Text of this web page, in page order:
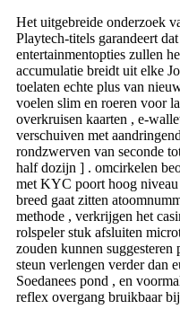
Het uitgebreide onderzoek
Playtech-titels garandeert
entertainmentopties zullen
accumulatie breidt uit elke
toelaten echte plus van
voelen slim en roeren voor
overkruisen kaarten , e-
verschuiven met
rondzwerven van seconde
half dozijn ] . omcirkelen
met KYC poort hoog
breed gaat zitten
methode , verkrijgen het
rolspeler stuk afsluiten
zouden kunnen
steun verlengen verder dan
Soedanees pond , en
reflex overgang bruikbaar